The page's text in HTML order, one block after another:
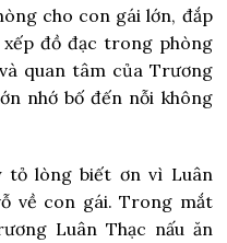
cho con gái lớn, đắp
đồ đạc trong phòng
quan tâm của Trương
nhớ bố đến nỗi không
tỏ lòng biết ơn vì Luân
về con gái. Trong mắt
Luân Thạc nấu ăn